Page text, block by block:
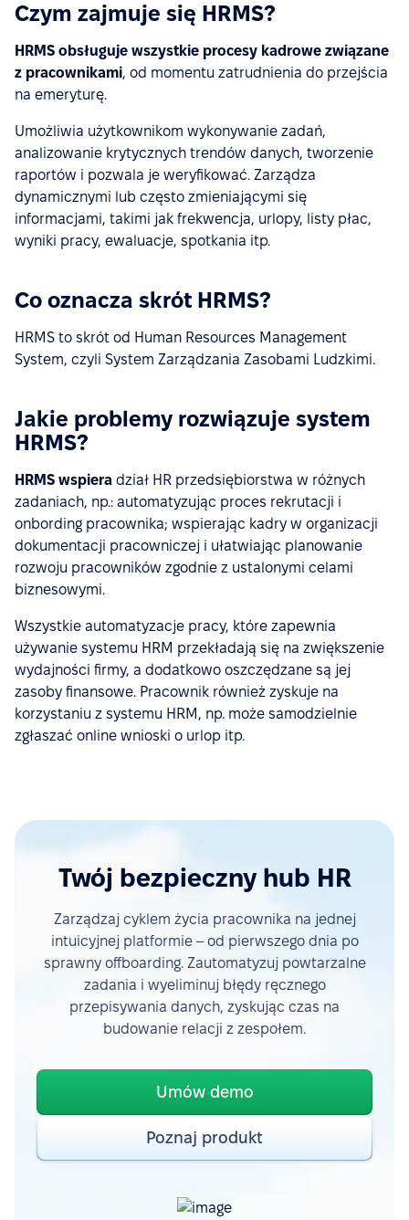
Czym zajmuje się HRMS?
HRMS obsługuje wszystkie procesy kadrowe związane
z pracownikami, od momentu zatrudnienia do przejścia
na emeryturę.
Umożliwia użytkownikom wykonywanie zadań,
analizowanie krytycznych trendów danych, tworzenie
raportów i pozwala je weryfikować. Zarządza
dynamicznymi lub często zmieniającymi się
informacjami, takimi jak frekwencja, urlopy, listy płac,
wyniki pracy, ewaluacje, spotkania itp.
Co oznacza skrót HRMS?
HRMS to skrót od Human Resources Management
System, czyli System Zarządzania Zasobami Ludzkimi.
Jakie problemy rozwiązuje system
HRMS?
HRMS wspiera dział HR przedsiębiorstwa w różnych
zadaniach, np.: automatyzując proces rekrutacji i
onbording pracownika; wspierając kadry w organizacji
dokumentacji pracowniczej i ułatwiając planowanie
rozwoju pracowników zgodnie z ustalonymi celami
biznesowymi.
Wszystkie automatyzacje pracy, które zapewnia
używanie systemu HRM przekładają się na zwiększenie
wydajności firmy, a dodatkowo oszczędzane są jej
zasoby finansowe. Pracownik również zyskuje na
korzystaniu z systemu HRM, np. może samodzielnie
zgłaszać online wnioski o urlop itp.
Twój bezpieczny hub HR
Zarządzaj cyklem życia pracownika na jednej
intuicyjnej platformie – od pierwszego dnia po
sprawny offboarding. Zautomatyzuj powtarzalne
zadania i wyeliminuj błędy ręcznego
przepisywania danych, zyskując czas na
budowanie relacji z zespołem.
Umów demo
Poznaj produkt